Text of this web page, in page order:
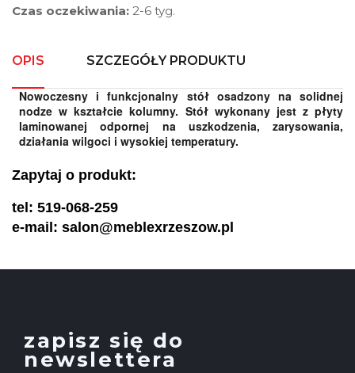
Czas oczekiwania: 2-6 tyg.
OPIS SZCZEGÓŁY PRODUKTU
Nowoczesny i funkcjonalny stół osadzony na solidnej
nodze w kształcie kolumny. Stół wykonany jest z płyty
laminowanej odpornej na uszkodzenia, zarysowania,
działania wilgoci i wysokiej temperatury.
Zapytaj o produkt:
tel: 519-068-259
e-mail: salon@meblexrzeszow.pl
zapisz się do
newslettera